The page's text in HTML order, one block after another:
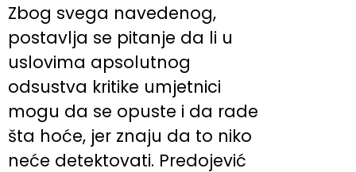
Zbog svega navedenog,
postavlja se pitanje da li u
uslovima apsolutnog
odsustva kritike umjetnici
mogu da se opuste i da rade
šta hoće, jer znaju da to niko
neće detektovati. Predojević